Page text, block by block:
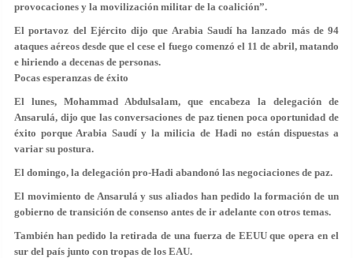
provocaciones y la movilización militar de la coalición”.
El portavoz del Ejército dijo que Arabia Saudí ha lanzado más de 94
ataques aéreos desde que el cese el fuego comenzó el 11 de abril, matando
e hiriendo a decenas de personas.
Pocas esperanzas de éxito
El lunes, Mohammad Abdulsalam, que encabeza la delegación de
Ansarulá, dijo que las conversaciones de paz tienen poca oportunidad de
éxito porque Arabia Saudí y la milicia de Hadi no están dispuestas a
variar su postura.
El domingo, la delegación pro-Hadi abandonó las negociaciones de paz.
El movimiento de Ansarulá y sus aliados han pedido la formación de un
gobierno de transición de consenso antes de ir adelante con otros temas.
También han pedido la retirada de una fuerza de EEUU que opera en el
sur del país junto con tropas de los EAU.